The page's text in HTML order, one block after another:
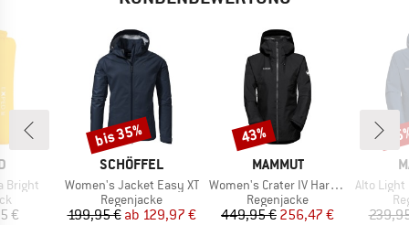
Bright
€
MARKE
SCHÖFFEL
Artikel
Women's Jacket Easy XT
Produktgruppe
Regenjacke
Preis
199,95 € reduzierter Preis
ab 129,97 €
Rabatt
bis 35%
MARKE
MAMMUT
Artikel
Women's Crater IV Hardshell Hooded Jacket
Produktgruppe
Regenjacke
Preis
449,95 €reduzierter Preis
256,47 €
Rabatt
43%
Artikel
Alto Light